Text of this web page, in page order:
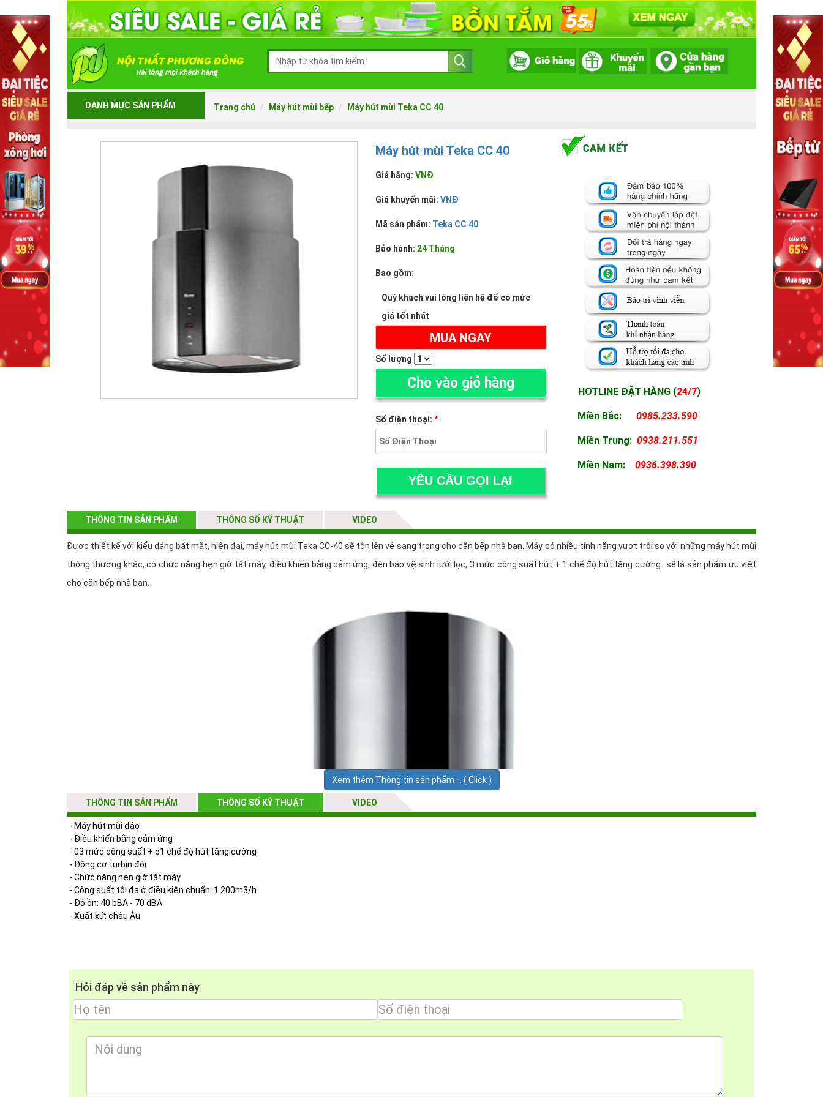
DANH MỤC SẢN PHẨM Trang chủ Máy hút mùi bếp Máy hút mùi Teka CC 40
Máy hút mùi Teka CC 40
Giá hãng:VNĐ
Giá khuyến mãi: VNĐ
Mã sản phẩm: Teka CC 40
Bảo hành: 24 Tháng
Bao gồm:
Quý khách vui lòng liên hệ để có mức
giá tốt nhất
MUA NGAY
(ĐẶT HÀNG ONLINE NHẬN NGAY 300K)
Số lượng
Cho vào giỏ hàng
Số điện thoại: *
HOTLINE ĐẶT HÀNG (24/7)
Miền Bắc: 0985.233.590
MiềnTrung: 0938.211.551
MiềnNam: 0936.398.390
THÔNG TIN SẢN PHẨM THÔNG SỐ KỸ THUẬT VIDEO
Được thiết kế với kiểu dáng bắt mắt, hiện đại, máy hút mùi Teka CC-40 sẽ tôn lên vẻ sang trọng cho căn bếp nhà bạn. Máy có nhiều tính năng vượt trội so với những máy hút mùi
thông thường khác, có chức năng hẹn giờ tắt máy, điều khiển bằng cảm ứng, đèn báo vệ sinh lưới lọc, 3 mức công suất hút + 1 chế độ hút tăng cường...sẽ là sản phẩm ưu việt
cho căn bếp nhà bạn.
THÔNG SỐ KỸ THUẬT :
- Máy hút mùi đảo
- Điều khiển bằng cảm ứng
Xem thêm Thông tin sản phẩm ... ( Click )
THÔNG TIN SẢN PHẨM THÔNG SỐ KỸ THUẬT VIDEO
- Máy hút mùi đảo
- Điều khiển bằng cảm ứng
- 03 mức công suất + o1 chế độ hút tăng cường
- Động cơ turbin đôi
- Chức năng hẹn giờ tắt máy
- Công suất tối đa ở điều kiện chuẩn: 1.200m3/h
- Độ ồn: 40 bBA - 70 dBA
- Xuất xứ: châu Âu
Hỏi đáp về sản phẩm này